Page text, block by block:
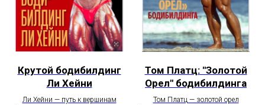
Крутой бодибилдинг
Ли Хейни
Ли Хейни — путь к вершинам
Том Платц: "Золотой
Орел" бодибилдинга
Том Платц — золотой орел